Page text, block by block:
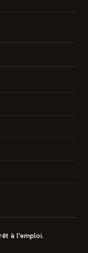
à l'emploi.